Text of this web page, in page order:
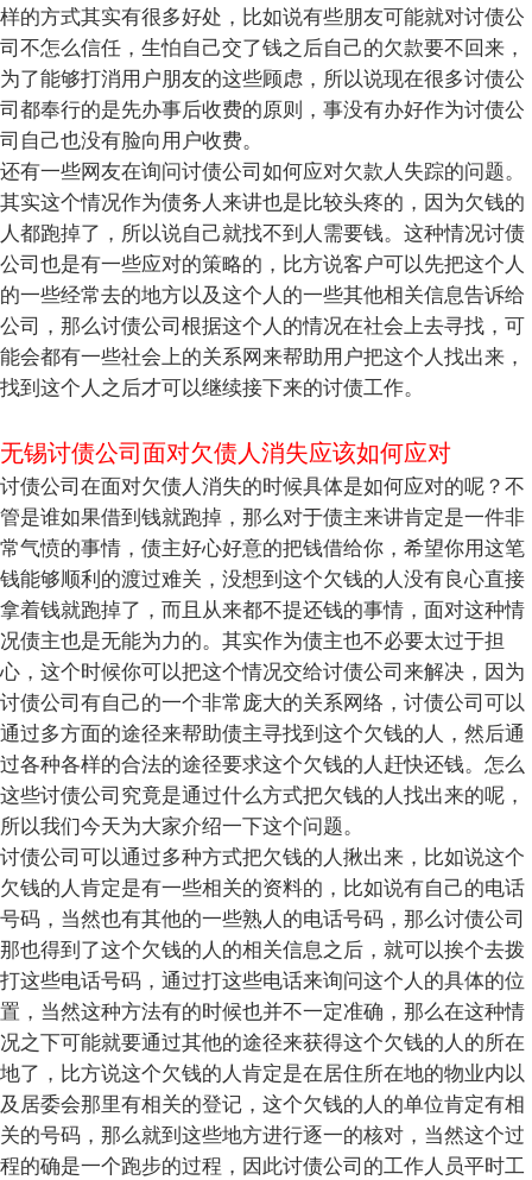
样的方式其实有很多好处，比如说有些朋友可能就对讨债公
司不怎么信任，生怕自己交了钱之后自己的欠款要不回来，
为了能够打消用户朋友的这些顾虑，所以说现在很多讨债公
司都奉行的是先办事后收费的原则，事没有办好作为讨债公
司自己也没有脸向用户收费。
还有一些网友在询问讨债公司如何应对欠款人失踪的问题。
其实这个情况作为债务人来讲也是比较头疼的，因为欠钱的
人都跑掉了，所以说自己就找不到人需要钱。这种情况讨债
公司也是有一些应对的策略的，比方说客户可以先把这个人
的一些经常去的地方以及这个人的一些其他相关信息告诉给
公司，那么讨债公司根据这个人的情况在社会上去寻找，可
能会都有一些社会上的关系网来帮助用户把这个人找出来，
找到这个人之后才可以继续接下来的讨债工作。
无锡讨债公司面对欠债人消失应该如何应对
讨债公司在面对欠债人消失的时候具体是如何应对的呢？不
管是谁如果借到钱就跑掉，那么对于债主来讲肯定是一件非
常气愤的事情，债主好心好意的把钱借给你，希望你用这笔
钱能够顺利的渡过难关，没想到这个欠钱的人没有良心直接
拿着钱就跑掉了，而且从来都不提还钱的事情，面对这种情
况债主也是无能为力的。其实作为债主也不必要太过于担
心，这个时候你可以把这个情况交给讨债公司来解决，因为
讨债公司有自己的一个非常庞大的关系网络，讨债公司可以
通过多方面的途径来帮助债主寻找到这个欠钱的人，然后通
过各种各样的合法的途径要求这个欠钱的人赶快还钱。怎么
这些讨债公司究竟是通过什么方式把欠钱的人找出来的呢，
所以我们今天为大家介绍一下这个问题。
讨债公司可以通过多种方式把欠钱的人揪出来，比如说这个
欠钱的人肯定是有一些相关的资料的，比如说有自己的电话
号码，当然也有其他的一些熟人的电话号码，那么讨债公司
那也得到了这个欠钱的人的相关信息之后，就可以挨个去拨
打这些电话号码，通过打这些电话来询问这个人的具体的位
置，当然这种方法有的时候也并不一定准确，那么在这种情
况之下可能就要通过其他的途径来获得这个欠钱的人的所在
地了，比方说这个欠钱的人肯定是在居住所在地的物业内以
及居委会那里有相关的登记，这个欠钱的人的单位肯定有相
关的号码，那么就到这些地方进行逐一的核对，当然这个过
程的确是一个跑步的过程，因此讨债公司的工作人员平时工